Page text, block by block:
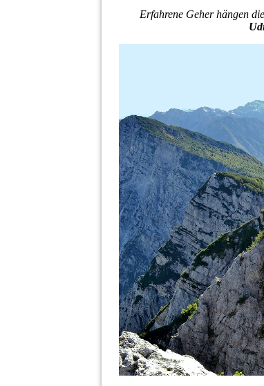
Erfahrene Geher hängen die